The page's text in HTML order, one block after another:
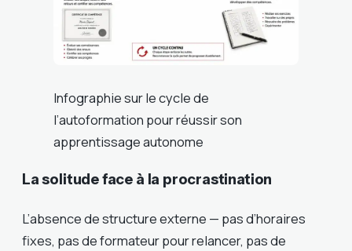
Infographie sur le cycle de
l’autoformation pour réussir son
apprentissage autonome
La solitude face à la procrastination
L’absence de structure externe — pas d’horaires
fixes, pas de formateur pour relancer, pas de